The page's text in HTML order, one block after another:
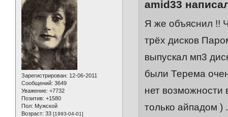
Зарегистрирован: 12-06-2011
Сообщений: 3649
Уважение: +7732
Позитив: +1580
Пол: Мужской
Возраст: 33 [1993-04-01]
amid33
Я же объяснил !!
трёх дисков
выпускал мп3
были Терема
нет возможности
только айпадом )